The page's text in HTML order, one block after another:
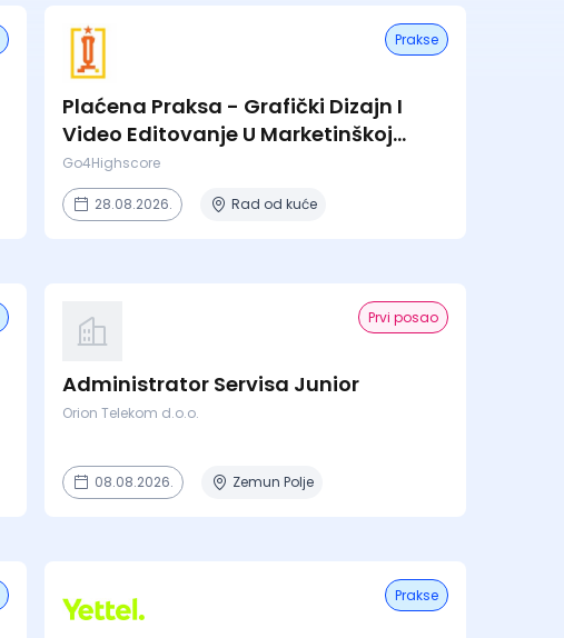
Prakse
Plaćena Praksa - Grafički Dizajn I
Video Editovanje U Marketinškoj
Agenciji
Go4Highscore
28.08.2026. Rad od kuće
Prvi posao
Administrator Servisa Junior
Orion Telekom d.o.o.
08.08.2026. Zemun Polje
Prakse